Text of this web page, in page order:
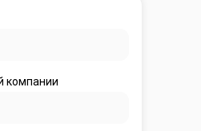
компании